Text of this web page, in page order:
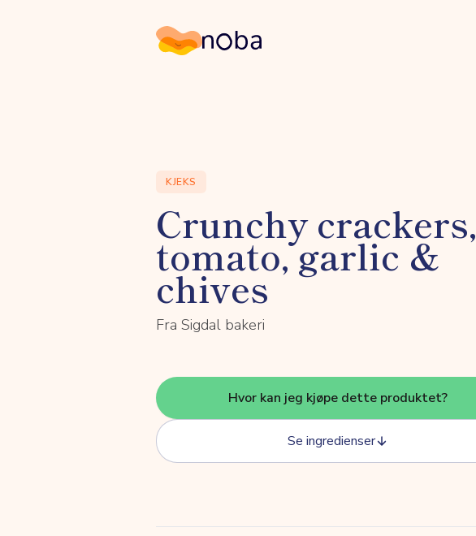
Noba
KJEKS
Crunchy crackers,
tomato, garlic &
chives
Fra Sigdal bakeri
Hvor kan jeg kjøpe dette produktet?
Se ingredienser